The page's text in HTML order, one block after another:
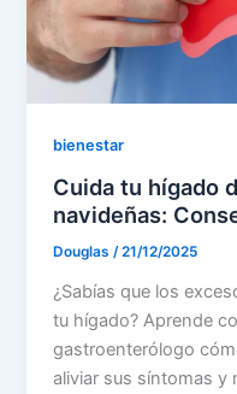
bienestar
Cuida tu hígado
navideñas:
Douglas /21/12/2025
¿Sabías que los
tu hígado? Aprende
gastroenterólogo
aliviar sus síntomas y